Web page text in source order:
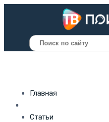
Поиск
Главная
Статьи